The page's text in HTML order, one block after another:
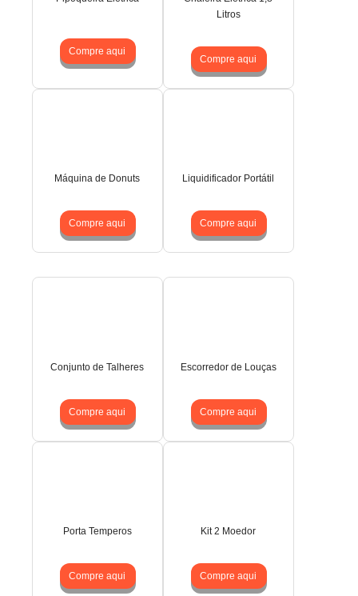
Compre aqui
Litros
Compre aqui
Máquina de Donuts
Compre aqui
Liquidificador Portátil
Compre aqui
Conjunto de Talheres
Compre aqui
Escorredor de Louças
Compre aqui
Porta Temperos
Compre aqui
Kit 2 Moedor
Compre aqui